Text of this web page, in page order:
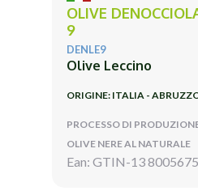
OLIVE
9
DENLE9
Olive Leccino
ORIGINE: ITALIA -
PROCESSO DI
OLIVE NERE AL NATURALE
Ean: GTIN-13